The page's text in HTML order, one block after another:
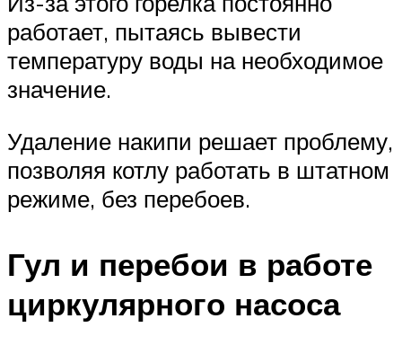
работает, пытаясь вывести
температуру воды на необходимое
значение.
Удаление накипи решает проблему,
позволяя котлу работать в штатном
режиме, без перебоев.
Гул и перебои в работе
циркулярного насоса